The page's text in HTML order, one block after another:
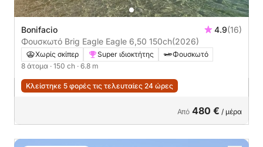
Bonifacio 4.9(16)
Φουσκωτό Brig Eagle Eagle 6,50 150ch(2026)
Χωρίς σκίπερ Super ιδιοκτήτης
Φουσκωτό
8 άτομα · 150 ch · 6.8 m
Κλείστηκε 5 φορές τις τελευταίες 24 ώρες
Από 480 € / μέρα